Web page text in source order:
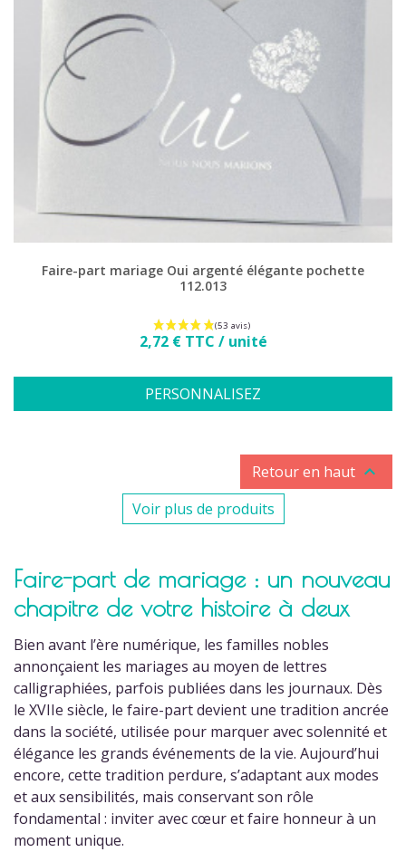
(2 avis)
Faire-part mariage Oui argenté élégante pochette
112.013
Prix
2,72 € TTC / unité
PERSONNALISEZ
Retour en haut 
Voir plus de produits
Faire-part de mariage : un nouveau
chapitre de votre histoire à deux
Bien avant l’ère numérique, les familles nobles
annonçaient les mariages au moyen de lettres
calligraphiées, parfois publiées dans les journaux. Dès
le XVIIe siècle, le faire-part devient une tradition ancrée
dans la société, utilisée pour marquer avec solennité et
élégance les grands événements de la vie. Aujourd’hui
encore, cette tradition perdure, s’adaptant aux modes
et aux sensibilités, mais conservant son rôle
fondamental : inviter avec cœur et faire honneur à un
moment unique.